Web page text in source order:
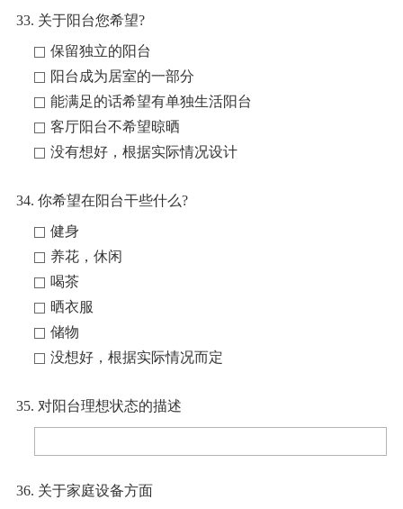
33. 关于阳台您希望?
保留独立的阳台
阳台成为居室的一部分
能满足的话希望有单独生活阳台
客厅阳台不希望晾晒
没有想好，根据实际情况设计
34. 你希望在阳台干些什么?
健身
养花，休闲
喝茶
晒衣服
储物
没想好，根据实际情况而定
35. 对阳台理想状态的描述
36. 关于家庭设备方面